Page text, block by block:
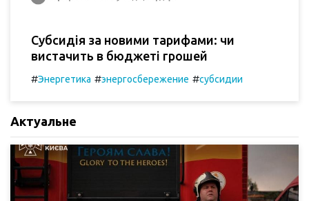
Субсидія за новими тарифами: чи
вистачить в бюджеті грошей
#Энергетика #энергосбережение #субсидии
Актуальне